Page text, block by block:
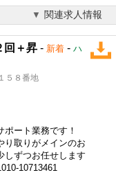
関連求人情報
回＋昇 - 新着 - ハ
５８番地
ート業務です！
り取りがメインのお
しずつお任せします
10713461